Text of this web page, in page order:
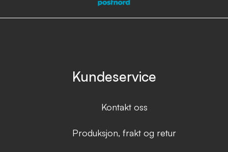
Kundeservice
Kontakt oss
Produksjon, frakt og retur